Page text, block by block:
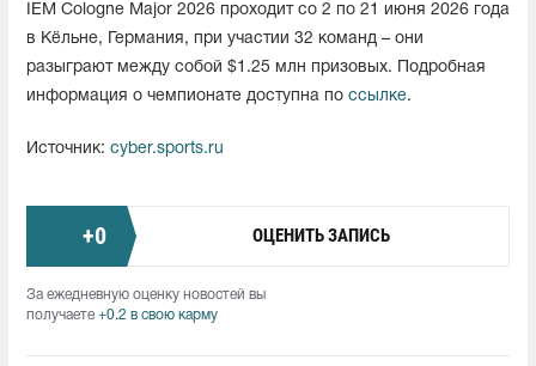
IEM Cologne Major 2026 проходит со 2 по 21 июня 2026 года
в Кёльне, Германия, при участии 32 команд – они
разыграют между собой $1.25 млн призовых. Подробная
информация о чемпионате доступна по ссылке.
Источник: cyber.sports.ru
+0 ОЦЕНИТЬ ЗАПИСЬ
За ежедневную оценку новостей вы
получаете +0.2 в свою карму